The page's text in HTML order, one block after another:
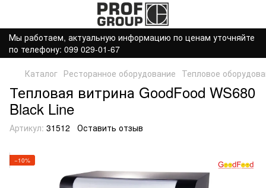
Мы работаем, актуальную информацию по ценам уточняйте
по телефону: 099 029-01-67
Каталог Ресторанное оборудование Тепловое
Тепловая витрина GoodFood WS680
Black Line
Артикул: 31512 Оставить отзыв
−10%